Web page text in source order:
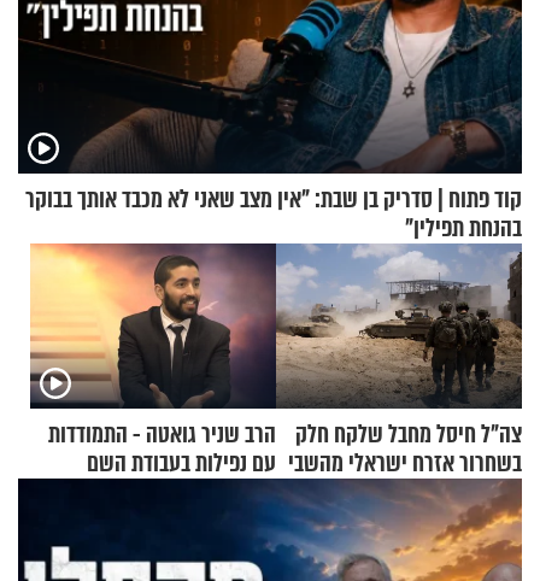
קוד פתוח | סדריק בן שבת: "אין מצב שאני לא מכבד אותך בבוקר
בהנחת תפילין"
צה"ל חיסל מחבל שלקח חלק
בשחרור אזרח ישראלי מהשבי
הרב שניר גואטה - התמודדות
עם נפילות בעבודת השם